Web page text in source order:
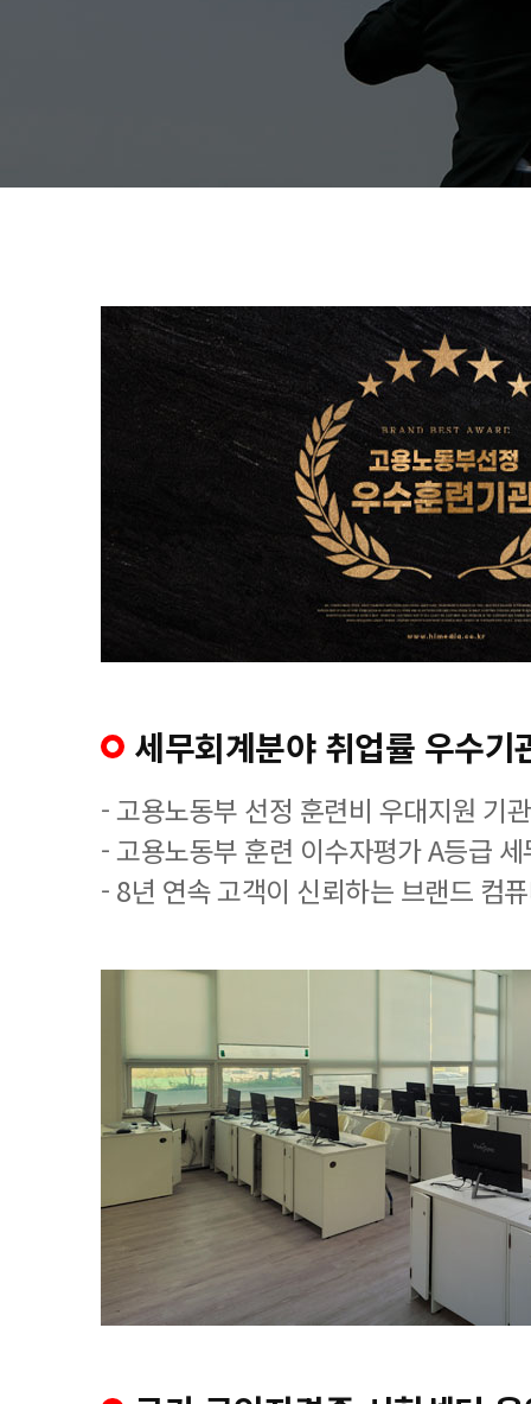
세무회계분야 취업률 우수기
- 고용노동부 선정 훈련비 우대지원 기관
- 고용노동부 훈련 이수자평가 A등급
- 8년 연속 고객이 신뢰하는 브랜드 컴